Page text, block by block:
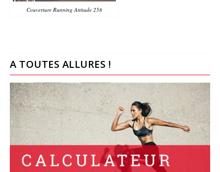
Couverture Running Attitude 258
A TOUTES ALLURES !